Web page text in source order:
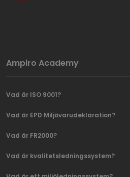
Ampiro Academy
Vad är ISO 9001?
Vad är EPD Miljövarudeklaration?
Vad är FR2000?
Vad är kvalitetsledningssystem?